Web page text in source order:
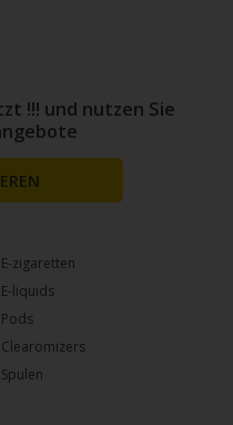
E-zigaretten
E-liquids
Pods
Clearomizers
Spulen
!!! und nutzen Sie